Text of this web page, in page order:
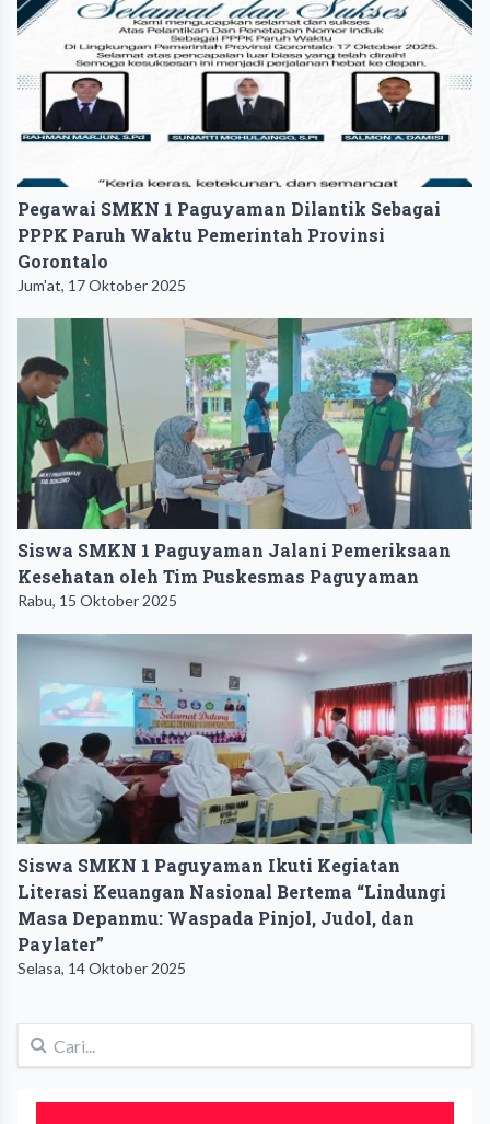
Pegawai SMKN 1 Paguyaman Dilantik Sebagai
PPPK Paruh Waktu Pemerintah Provinsi
Gorontalo
Jum'at, 17 Oktober 2025
Siswa SMKN 1 Paguyaman Jalani Pemeriksaan
Kesehatan oleh Tim Puskesmas Paguyaman
Rabu, 15 Oktober 2025
Siswa SMKN 1 Paguyaman Ikuti Kegiatan
Literasi Keuangan Nasional Bertema “Lindungi
Masa Depanmu: Waspada Pinjol, Judol, dan
Paylater”
Selasa, 14 Oktober 2025